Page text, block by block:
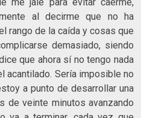
al decirme que no ha
rango de la caída y cosas que
demasiado, siendo
que ahora sí no tengo nada
acantilado. Sería imposible no
a punto de desarrollar una
de veinte minutos avanzando